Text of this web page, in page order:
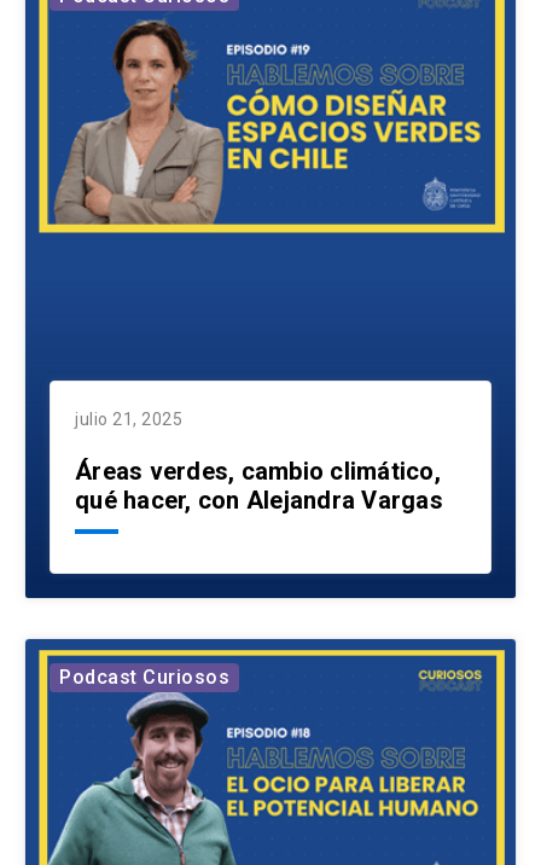
julio 21, 2025
Áreas verdes, cambio climático,
qué hacer, con Alejandra Vargas
Podcast Curiosos